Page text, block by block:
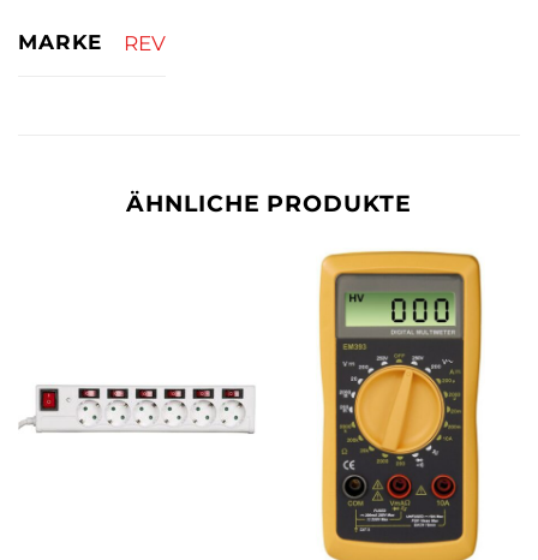
MARKE REV
ÄHNLICHE PRODUKTE